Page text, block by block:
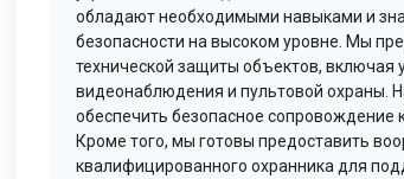
обладают необходимыми навыками и
безопасности на высоком уровне. Мы
технической защиты объектов, включая
видеонаблюдения и пультовой охраны.
обеспечить безопасное сопровождение
Кроме того, мы готовы предоставить
квалифицированного охранника для